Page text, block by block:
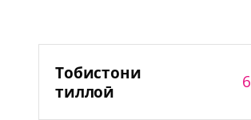
Тобистони
тиллоӣ
6